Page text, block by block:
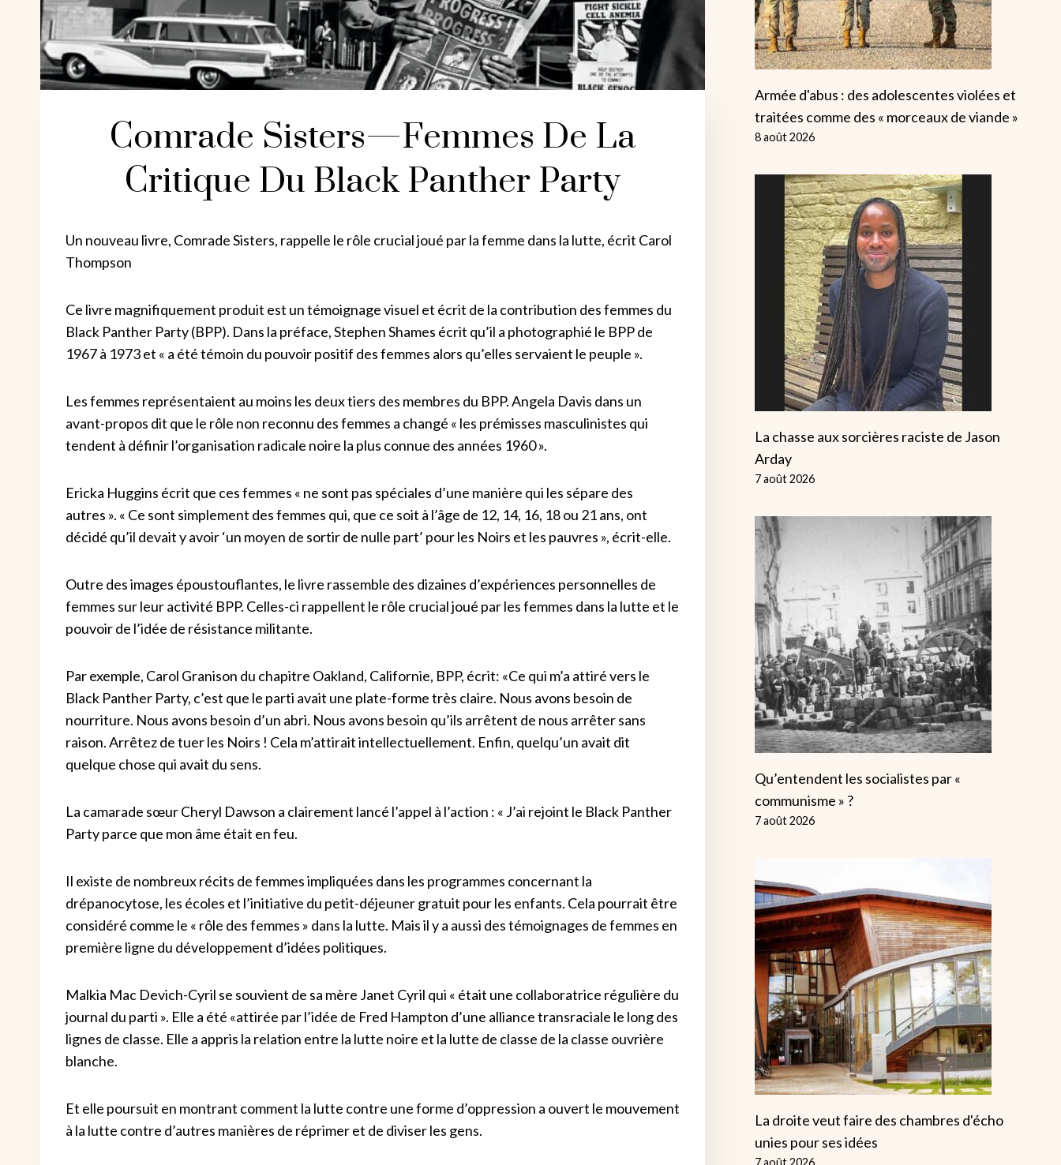
Comrade Sisters—Femmes De La
Critique Du Black Panther Party
Un nouveau livre, Comrade Sisters, rappelle le rôle crucial joué par la femme dans la lutte, écrit Carol
Thompson
Ce livre magnifiquement produit est un témoignage visuel et écrit de la contribution des femmes du
Black Panther Party (BPP). Dans la préface, Stephen Shames écrit qu’il a photographié le BPP de
1967 à 1973 et « a été témoin du pouvoir positif des femmes alors qu’elles servaient le peuple ».
Les femmes représentaient au moins les deux tiers des membres du BPP. Angela Davis dans un
avant-propos dit que le rôle non reconnu des femmes a changé « les prémisses masculinistes qui
tendent à définir l’organisation radicale noire la plus connue des années 1960 ».
Ericka Huggins écrit que ces femmes « ne sont pas spéciales d’une manière qui les sépare des
autres ». « Ce sont simplement des femmes qui, que ce soit à l’âge de 12, 14, 16, 18 ou 21 ans, ont
décidé qu’il devait y avoir ‘un moyen de sortir de nulle part’ pour les Noirs et les pauvres », écrit-elle.
Outre des images époustouflantes, le livre rassemble des dizaines d’expériences personnelles de
femmes sur leur activité BPP. Celles-ci rappellent le rôle crucial joué par les femmes dans la lutte et le
pouvoir de l’idée de résistance militante.
Par exemple, Carol Granison du chapitre Oakland, Californie, BPP, écrit: «Ce qui m’a attiré vers le
Black Panther Party, c’est que le parti avait une plate-forme très claire. Nous avons besoin de
nourriture. Nous avons besoin d’un abri. Nous avons besoin qu’ils arrêtent de nous arrêter sans
raison. Arrêtez de tuer les Noirs ! Cela m’attirait intellectuellement. Enfin, quelqu’un avait dit
quelque chose qui avait du sens.
La camarade sœur Cheryl Dawson a clairement lancé l’appel à l’action : « J’ai rejoint le Black Panther
Party parce que mon âme était en feu.
Il existe de nombreux récits de femmes impliquées dans les programmes concernant la
drépanocytose, les écoles et l’initiative du petit-déjeuner gratuit pour les enfants. Cela pourrait être
considéré comme le « rôle des femmes » dans la lutte. Mais il y a aussi des témoignages de femmes en
première ligne du développement d’idées politiques.
Malkia Mac Devich-Cyril se souvient de sa mère Janet Cyril qui « était une collaboratrice régulière du
journal du parti ». Elle a été «attirée par l’idée de Fred Hampton d’une alliance transraciale le long des
lignes de classe. Elle a appris la relation entre la lutte noire et la lutte de classe de la classe ouvrière
blanche.
Et elle poursuit en montrant comment la lutte contre une forme d’oppression a ouvert le mouvement
à la lutte contre d’autres manières de réprimer et de diviser les gens.
Armée d'abus : des adolescentes violées et
traitées comme des « morceaux de viande »
8 août 2026
La chasse aux sorcières raciste de Jason
Arday
7 août 2026
Qu’entendent les socialistes par «
communisme » ?
7 août 2026
La droite veut faire des chambres d'écho
unies pour ses idées
7 août 2026